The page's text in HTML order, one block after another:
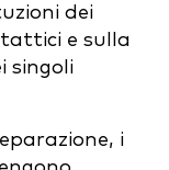
dei
e sulla
singoli
i